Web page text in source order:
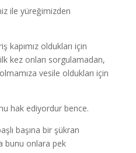
ile yüreğimizden
kapımız oldukları için
kez onları sorgulamadan,
vesile oldukları için
hak ediyordur bence.
başına bir şükran
bunu onlara pek